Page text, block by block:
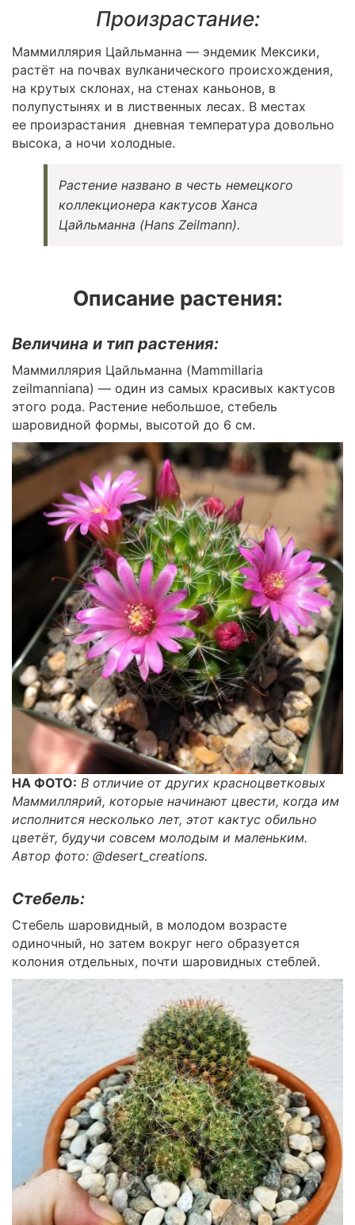
Произрастание:
Маммиллярия Цайльманна — эндемик Мексики,
растёт на почвах вулканического происхождения,
на крутых склонах, на стенах каньонов, в
полупустынях и в лиственных лесах. В местах
ее произрастания дневная температура довольно
высока, а ночи холодные.
Растение названо в честь немецкого
коллекционера кактусов Ханса
Цайльманна (Hans Zeilmann).
Описание растения:
Величина и тип растения:
Маммиллярия Цайльманна (Mammillaria
zeilmanniana) — один из самых красивых кактусов
этого рода. Растение небольшое, стебель
шаровидной формы, высотой до 6 см.
НА ФОТО: В отличие от других красноцветковых
Маммиллярий, которые начинают цвести, когда им
исполнится несколько лет, этот кактус обильно
цветёт, будучи совсем молодым и маленьким.
Автор фото: @desert_creations.
Стебель:
Стебель шаровидный, в молодом возрасте
одиночный, но затем вокруг него образуется
колония отдельных, почти шаровидных стеблей.